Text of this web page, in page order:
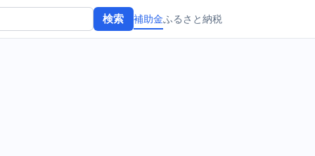
検索 補助金ふるさと納税